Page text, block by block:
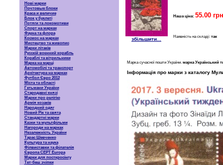
Нові марки
Почтовые блоки
Краса и величие
Блок у буклеті
Потяги та локомотиви
Спорт на марках
Фауна та флора
Космос на марках
Мистецтво та живопис
Марки літаків
Русскiй воєнний корабль
Кораблі та вітрильники
Марка на марці
Автомобілі та транспорт
Архітектура на марках
Футбол Євро 2012
Міста та області
Гетьмани України
Стародавні князі
Марки про релігію
Армія козаків
Народний одяг
Новий Рік та свята
Стандартні марки
Казки та мультфільми
Нагороди на марках
Незалежність України
Тарас Шевченко
Культура та наука
Філвиставки та філателія
Європа CEPT Europa
Марки для посткросінгу
Тет-беш зчіпки
збільшити...
Наша ціна: 55.00
Наявність на складі: так
Марка сучасної пошти України. марка
Інформація про марки з каталогу